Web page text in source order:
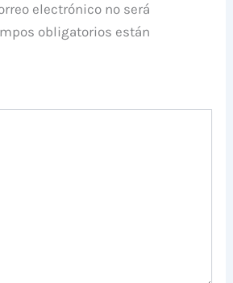
electrónico no será
obligatorios están